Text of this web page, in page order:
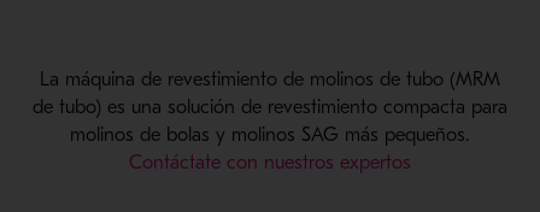
La máquina de revestimiento de molinos de tubo (MRM
de tubo) es una solución de revestimiento compacta para
molinos de bolas y molinos SAG más pequeños.
Contáctate con nuestros expertos